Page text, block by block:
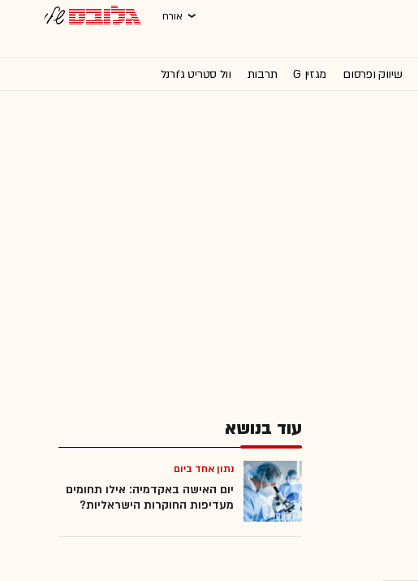
אורח
שיווק ופרסום מגזין G תרבות וול סטריט ג'ורנל
עוד בנושא
נתון אחד ביום
יום האישה באקדמיה: אילו תחומים
מעדיפות החוקרות הישראליות?